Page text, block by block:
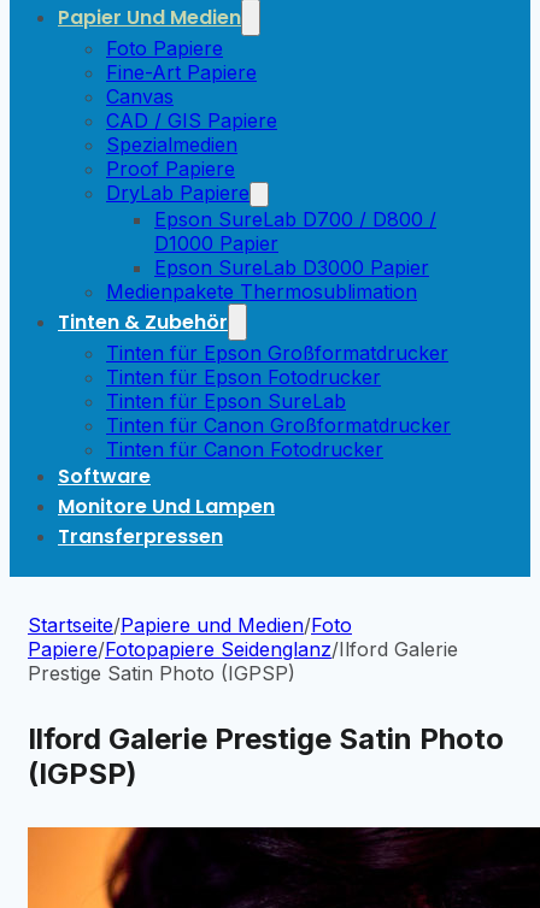
Papier Und Medien
Foto Papiere
Fine-Art Papiere
Canvas
CAD / GIS Papiere
Spezialmedien
Proof Papiere
DryLab Papiere
Epson SureLab D700 / D800 /
D1000 Papier
Epson SureLab D3000 Papier
Medienpakete Thermosublimation
Tinten & Zubehör
Tinten für Epson Großformatdrucker
Tinten für Epson Fotodrucker
Tinten für Epson SureLab
Tinten für Canon Großformatdrucker
Tinten für Canon Fotodrucker
Software
Monitore Und Lampen
Transferpressen
Startseite/Papiere und Medien/Foto
Papiere/Fotopapiere Seidenglanz/Ilford Galerie
Prestige Satin Photo (IGPSP)
Ilford Galerie Prestige Satin Photo
(IGPSP)